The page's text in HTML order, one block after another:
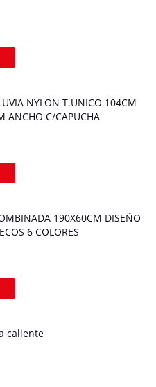
NYLON T.UNICO 104CM
ANCHO C/CAPUCHA
190X60CM DISEÑO
6 COLORES
caliente